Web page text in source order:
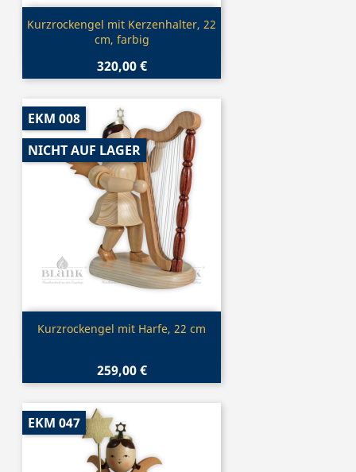
Vorschau
Kurzrockengel mit Kerzenhalter, 22
cm, farbig
320,00 €
Vorschau
Kurzrockengel mit Harfe, 22 cm
259,00 €
EKM 008
NICHT AUF LAGER
EKM 047